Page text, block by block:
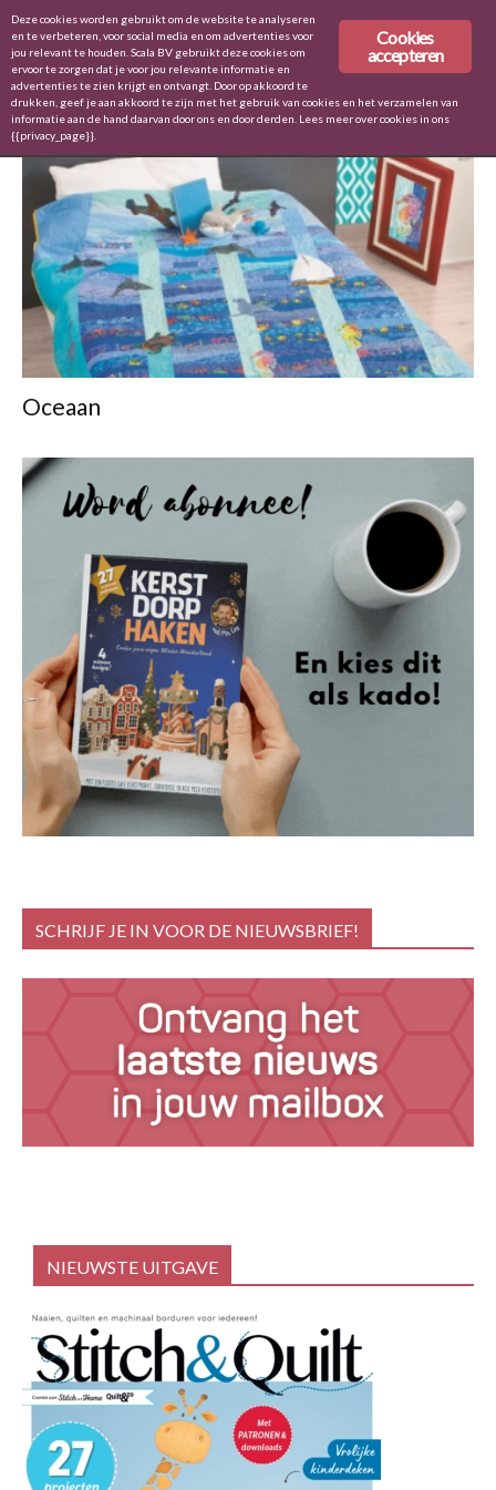
Home Tags Oceaan
TAG: OCEAAN
Oceaan
SCHRIJF JE IN VOOR DE NIEUWSBRIEF!
NIEUWSTE UITGAVE
Cookies
accepteren
Deze cookies worden gebruikt om de website te analyseren
en te verbeteren, voor social media en om advertenties voor
jou relevant te houden. Scala BV gebruikt deze cookies om
ervoor te zorgen dat je voor jou relevante informatie en
advertenties te zien krijgt en ontvangt. Door op akkoord te
drukken, geef je aan akkoord te zijn met het gebruik van cookies en het verzamelen van
informatie aan de hand daarvan door ons en door derden. Lees meer over cookies in ons
{{privacy_page}}.